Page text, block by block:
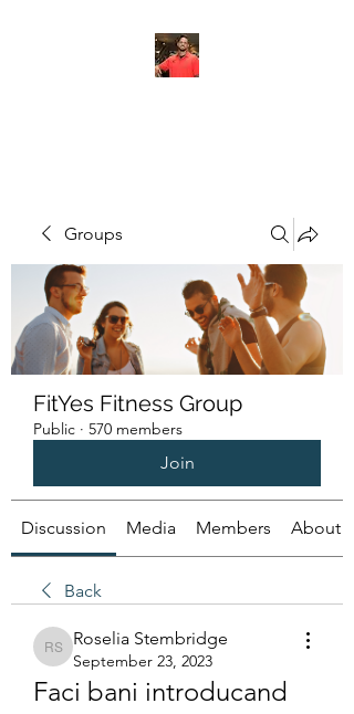
Groups
FitYes Fitness Group
Public · 570 members
Join
Discussion Media Members About
Back
Roselia Stembridge
Roselia Stembridge
September 23, 2023
Faci bani introducand